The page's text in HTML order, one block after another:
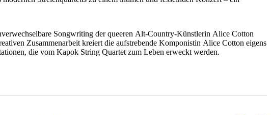
Songwriting der queeren Alt-Country-Künstlerin Alice Cotton
Zusammenarbeit kreiert die aufstrebende Komponistin Alice Cotton eigens
die vom Kapok String Quartet zum Leben erweckt werden.